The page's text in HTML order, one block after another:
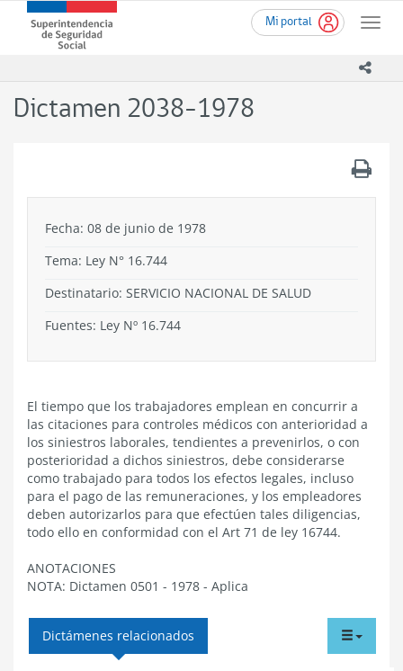
contenido
Mi portal
Toggle
Superintendencia
de
-
Dictamen 2038-1978
Fecha: 08 de junio de 1978
Tema: Ley N° 16.744
Destinatario: SERVICIO NACIONAL DE SALUD
Fuentes: Ley Nº 16.744
El tiempo que los trabajadores emplean en concurrir a
las citaciones para controles médicos con anterioridad a
los siniestros laborales, tendientes a prevenirlos, o con
posterioridad a dichos siniestros, debe considerarse
como trabajado para todos los efectos legales, incluso
para el pago de las remuneraciones, y los empleadores
deben autorizarlos para que efectúen tales diligencias,
todo ello en conformidad con el Art 71 de ley 16744.
ANOTACIONES
NOTA: Dictamen 0501 - 1978 - Aplica
menu
Dictámenes relacionados